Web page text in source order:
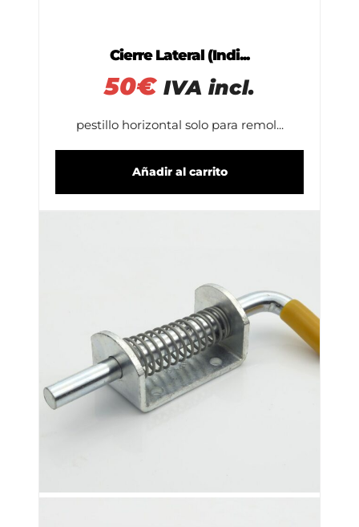
Cierre Lateral (Indi...
50€ IVA incl.
pestillo horizontal solo para remol...
Añadir al carrito